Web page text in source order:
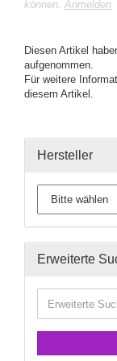
können. Anmelden
Diesen Artikel
aufgenommen.
Für weitere
diesem Artikel.
Hersteller
Erweiterte